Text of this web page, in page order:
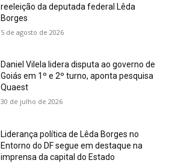
reeleição da deputada federal Lêda
Borges
5 de agosto de 2026
Daniel Vilela lidera disputa ao governo de
Goiás em 1º e 2º turno, aponta pesquisa
Quaest
30 de julho de 2026
Liderança política de Lêda Borges no
Entorno do DF segue em destaque na
imprensa da capital do Estado